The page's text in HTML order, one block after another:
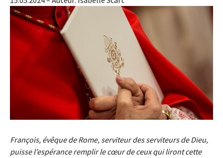
François, évêque de Rome, serviteur des serviteurs de Dieu,
puisse l’espérance remplir le cœur de ceux qui liront cette